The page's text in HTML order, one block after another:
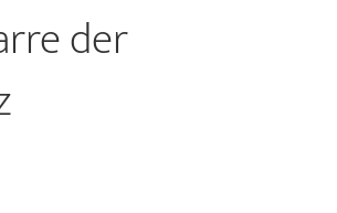
der